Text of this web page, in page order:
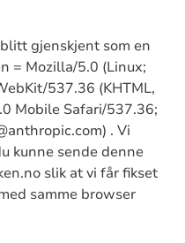
gjenskjent som en
= Mozilla/5.0 (Linux;
537.36 (KHTML,
Mobile Safari/537.36;
. Vi
kunne sende denne
slik at vi får fikset
samme browser